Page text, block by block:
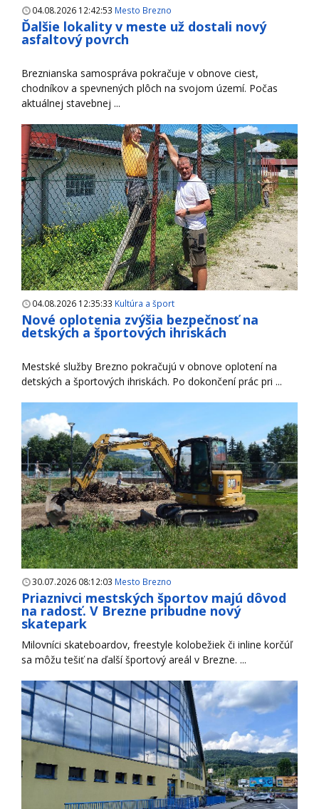
04.08.2026 12:42:53 Mesto Brezno
Ďalšie lokality v meste už dostali nový
asfaltový povrch
Breznianska samospráva pokračuje v obnove ciest,
chodníkov a spevnených plôch na svojom území. Počas
aktuálnej stavebnej ...
04.08.2026 12:35:33 Kultúra a šport
Nové oplotenia zvýšia bezpečnosť na
detských a športových ihriskách
Mestské služby Brezno pokračujú v obnove oplotení na
detských a športových ihriskách. Po dokončení prác pri ...
30.07.2026 08:12:03 Mesto Brezno
Priaznivci mestských športov majú dôvod
na radosť. V Brezne pribudne nový
skatepark
Milovníci skateboardov, freestyle kolobežiek či inline korčúľ
sa môžu tešiť na ďalší športový areál v Brezne. ...